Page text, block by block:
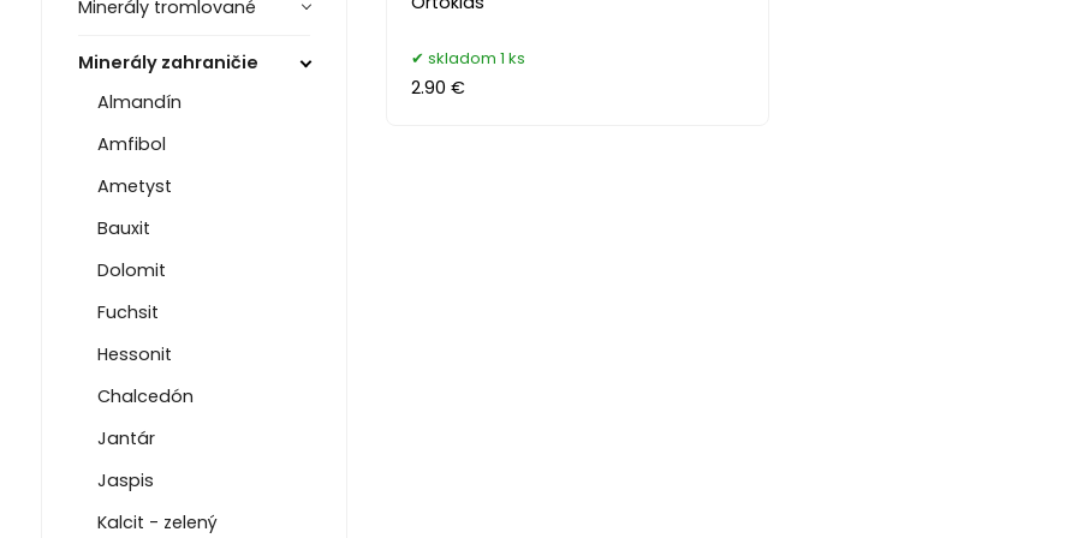
Minerály tromlované
Minerály zahraničie
Almandín
Amfibol
Ametyst
Bauxit
Dolomit
Fuchsit
Hessonit
Chalcedón
Jantár
Jaspis
Kalcit - zelený
skladom 1 ks
2.90 €